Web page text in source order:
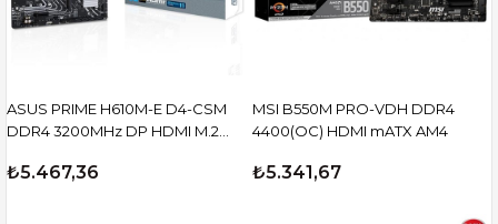
ASUS PRIME H610M-E D4-CSM
DDR4 3200MHz DP HDMI M.2
₺5.467,36
MSI B550M PRO-VDH DDR4
4400(OC) HDMI mATX AM4
₺5.341,67